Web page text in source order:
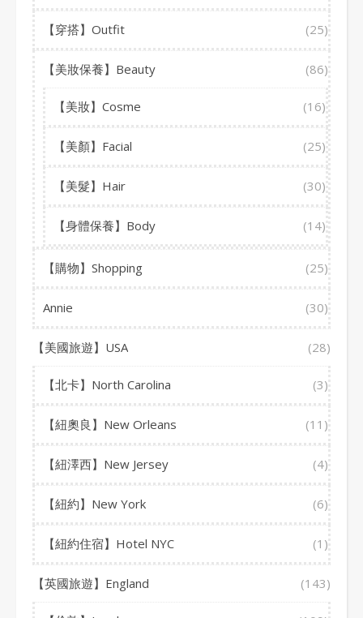
【穿搭】Outfit (25)
【美妝保養】Beauty (86)
【美妝】Cosme (16)
【美顏】Facial (25)
【美髮】Hair (30)
【身體保養】Body (14)
【購物】Shopping (25)
Annie (30)
【美國旅遊】USA (28)
【北卡】North Carolina (3)
【紐奧良】New Orleans (11)
【紐澤西】New Jersey (4)
【紐約】New York (6)
【紐約住宿】Hotel NYC (1)
【英國旅遊】England (143)